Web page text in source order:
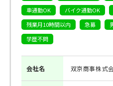
車通勤OK
バイク通勤OK
残業月10時間以内
急募
学歴不問
会社名 双京商事株式